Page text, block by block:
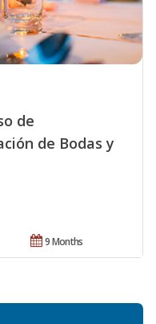
de
de Bodas y
9 Months